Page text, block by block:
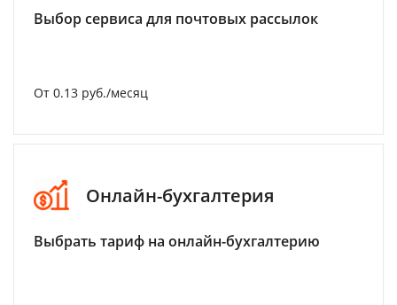
Выбор сервиса для почтовых рассылок
От 0.13 руб./месяц
Онлайн-бухгалтерия
Выбрать тариф на онлайн-бухгалтерию